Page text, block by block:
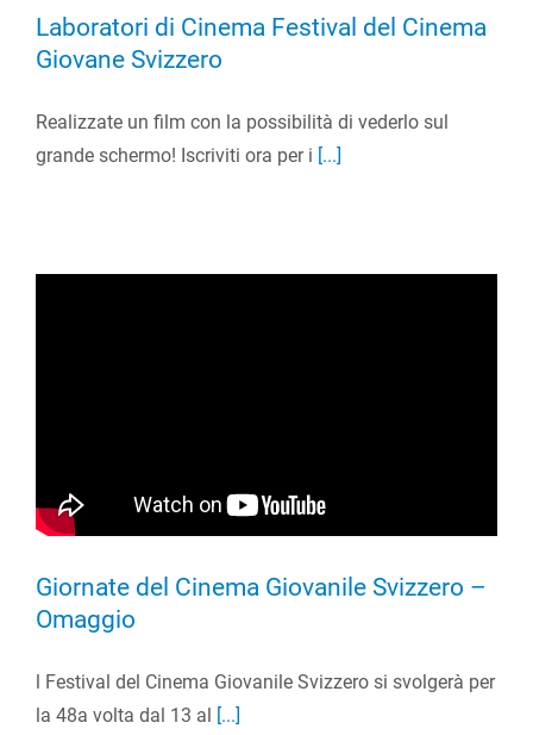
Laboratori di Cinema Festival del Cinema
Giovane Svizzero
Realizzate un film con la possibilità di vederlo sul
grande schermo! Iscriviti ora per i [...]
Giornate del Cinema Giovanile Svizzero –
Omaggio
l Festival del Cinema Giovanile Svizzero si svolgerà per
la 48a volta dal 13 al [...]